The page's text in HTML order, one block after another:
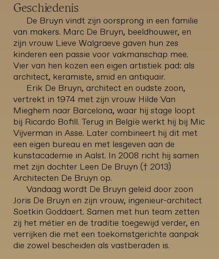
Geschiedenis
De Bruyn vindt zijn oorsprong in een familie
van makers. Marc De Bruyn, beeldhouwer, en
zijn vrouw Lieve Walgraeve gaven hun zes
kinderen een passie voor vakmanschap mee.
Vier van hen kozen een eigen artistiek pad: als
architect, keramiste, smid en antiquair.
Erik De Bruyn, architect en oudste zoon,
vertrekt in 1974 met zijn vrouw Hilde Van
Mieghem naar Barcelona, waar hij stage loopt
bij Ricardo Bofill. Terug in België werkt hij bij Mic
Vijverman in Asse. Later combineert hij dit met
een eigen bureau en met lesgeven aan de
kunstacademie in Aalst. In 2008 richt hij samen
met zijn dochter Leen De Bruyn († 2013)
Architecten De Bruyn op.
Vandaag wordt De Bruyn geleid door zoon
Joris De Bruyn en zijn vrouw, ingenieur-architect
Soetkin Goddaert. Samen met hun team zetten
zij het métier en de traditie toegewijd verder, en
verrijken die met een toekomstgerichte aanpak
die zowel bescheiden als vastberaden is.